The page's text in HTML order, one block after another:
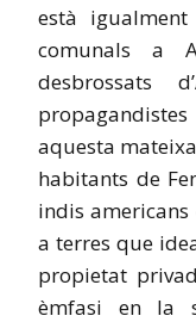
està
comunals a
desbrossats
aquesta
habitants de
indis
a terres que
propietat
èmfasi en la